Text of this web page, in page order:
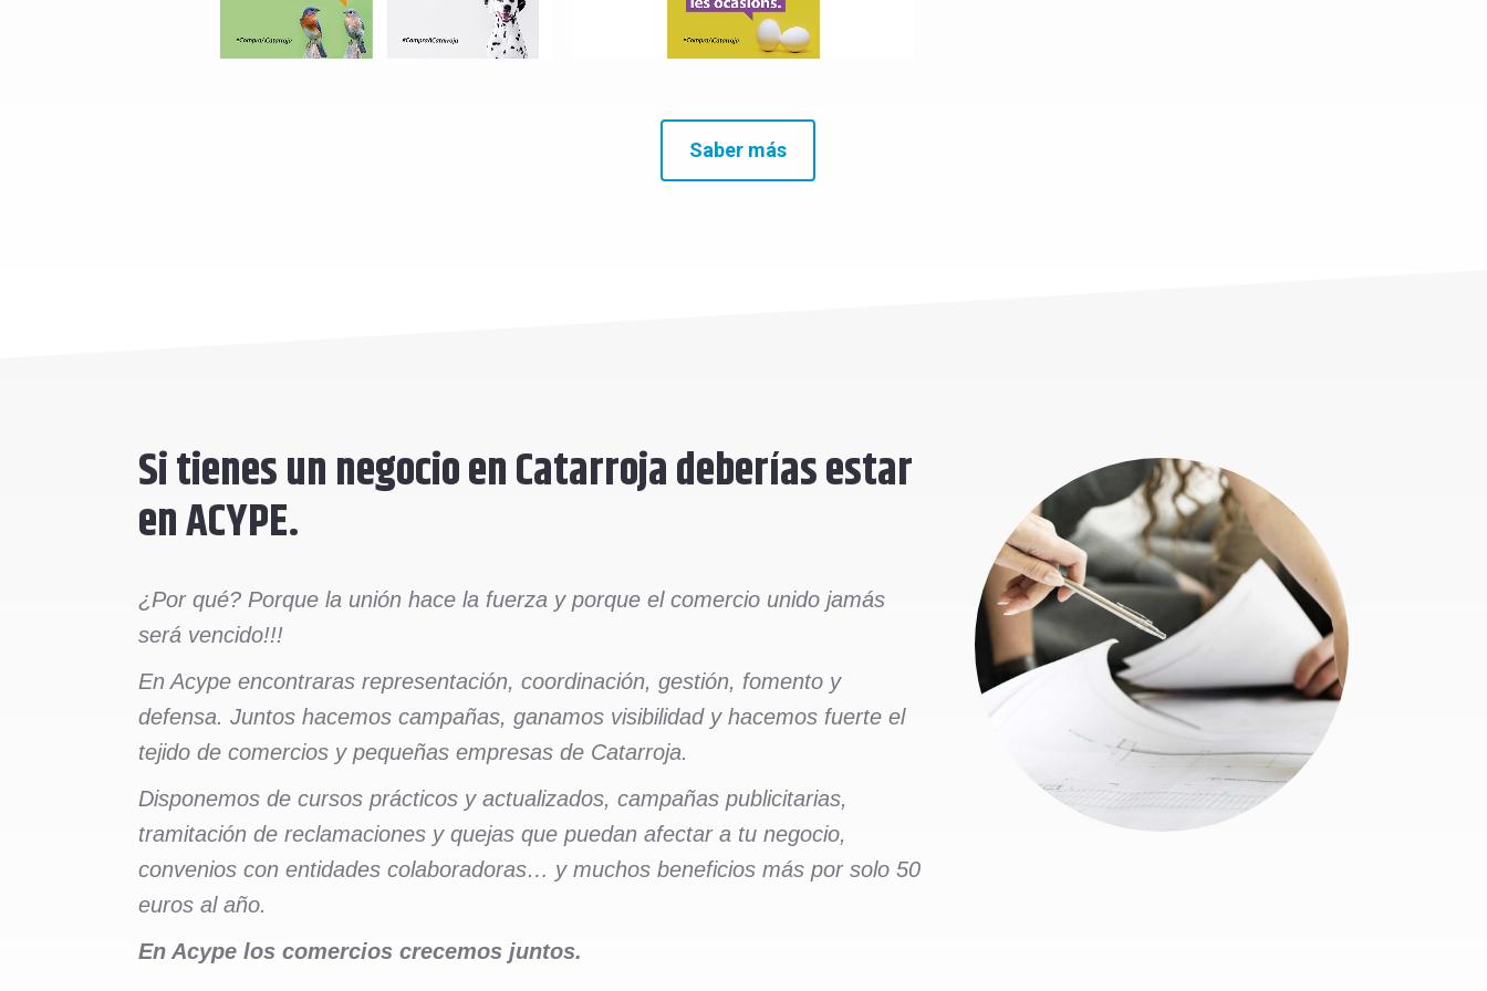
Saber más
Si tienes un negocio en Catarroja deberías estar
en ACYPE.
¿Por qué? Porque la unión hace la fuerza y porque el comercio unido jamás
será vencido!!!
En Acype encontraras representación, coordinación, gestión, fomento y
defensa. Juntos hacemos campañas, ganamos visibilidad y hacemos fuerte el
tejido de comercios y pequeñas empresas de Catarroja.
Disponemos de cursos prácticos y actualizados, campañas publicitarias,
tramitación de reclamaciones y quejas que puedan afectar a tu negocio,
convenios con entidades colaboradoras… y muchos beneficios más por solo 50
euros al año.
En Acype los comercios crecemos juntos.